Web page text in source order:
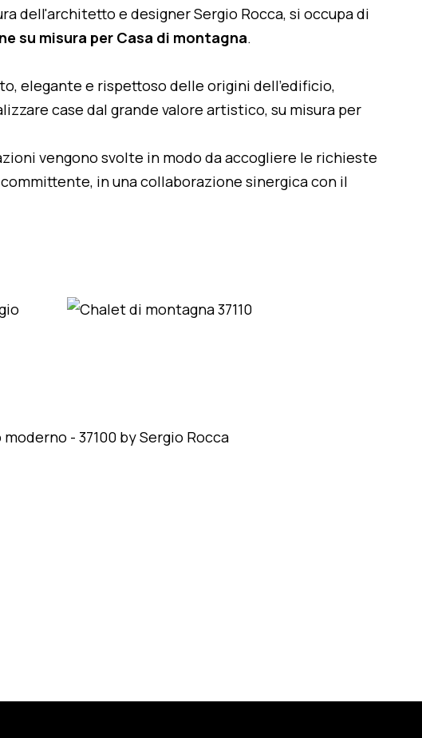
dell'architetto e designer Sergio Rocca, si occupa di
su misura per Casa di montagna.
elegante e rispettoso delle origini dell'edificio,
case dal grande valore artistico, su misura per
vengono svolte in modo da accogliere le richieste
in una collaborazione sinergica con il